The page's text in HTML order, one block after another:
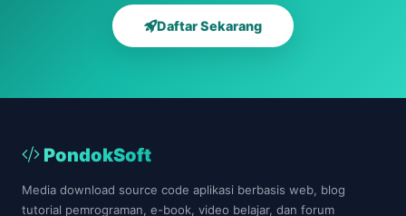
Daftar Sekarang
PondokSoft
Media download source code aplikasi berbasis web, blog
tutorial pemrograman, e-book, video belajar, dan forum